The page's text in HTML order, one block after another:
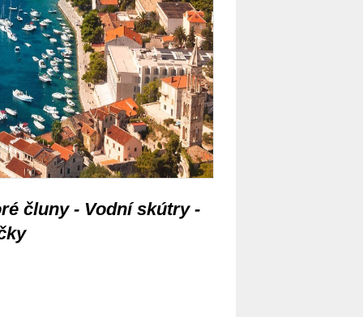
čluny - Vodní skútry -